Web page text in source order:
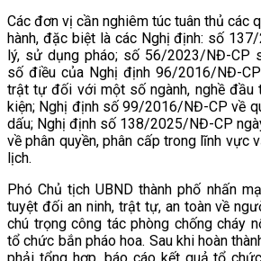
Các đơn vị cần nghiêm túc tuân thủ các
hành, đặc biệt là các Nghị định: số
lý, sử dụng pháo; số 56/2023/NĐ-CP
số điều của Nghị định 96/2016/NĐ-
trật tự đối với một số ngành, nghề đầu
kiện; Nghị định số 99/2016/NĐ-CP về
dấu; Nghị định số 138/2025/NĐ-CP
về phân quyền, phân cấp trong lĩnh vực
lịch.
Phó Chủ tịch UBND thành phố nhấn
tuyệt đối an ninh, trật tự, an toàn về
chú trọng công tác phòng chống cháy
tổ chức bắn pháo hoa. Sau khi hoàn